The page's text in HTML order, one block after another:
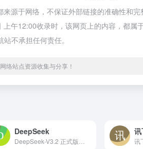
源于网络，不保证外部链接的准确性和
午12:00收录时，该网页上的内容，都属
不承担任何责任。
络站点资源收集与分享！
DeepSeek